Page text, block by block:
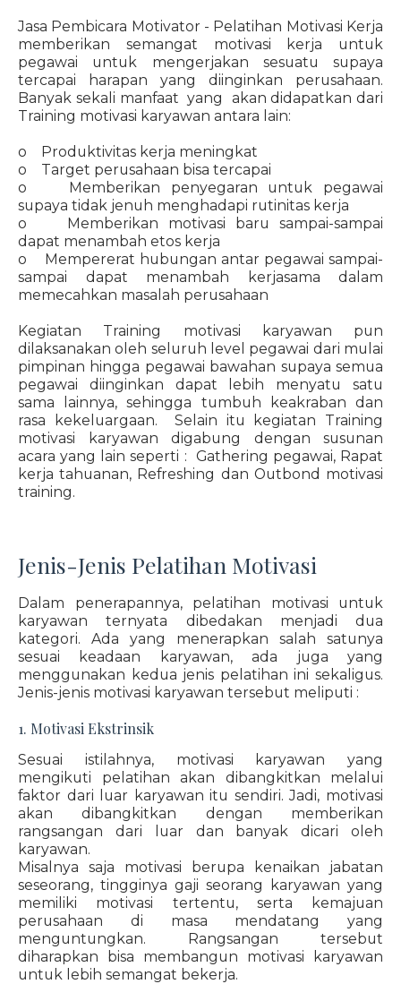
Jasa Pembicara Motivator - Pelatihan Motivasi Kerja
memberikan semangat motivasi kerja untuk
pegawai untuk mengerjakan sesuatu supaya
tercapai harapan yang diinginkan perusahaan.
Banyak sekali manfaat yang akan didapatkan dari
Training motivasi karyawan antara lain:
o Produktivitas kerja meningkat
o Target perusahaan bisa tercapai
o Memberikan penyegaran untuk pegawai
supaya tidak jenuh menghadapi rutinitas kerja
o Memberikan motivasi baru sampai-sampai
dapat menambah etos kerja
o Mempererat hubungan antar pegawai sampai-
sampai dapat menambah kerjasama dalam
memecahkan masalah perusahaan
Kegiatan Training motivasi karyawan pun
dilaksanakan oleh seluruh level pegawai dari mulai
pimpinan hingga pegawai bawahan supaya semua
pegawai diinginkan dapat lebih menyatu satu
sama lainnya, sehingga tumbuh keakraban dan
rasa kekeluargaan. Selain itu kegiatan Training
motivasi karyawan digabung dengan susunan
acara yang lain seperti : Gathering pegawai, Rapat
kerja tahuanan, Refreshing dan Outbond motivasi
training.
Jenis-Jenis Pelatihan Motivasi
Dalam penerapannya, pelatihan motivasi untuk
karyawan ternyata dibedakan menjadi dua
kategori. Ada yang menerapkan salah satunya
sesuai keadaan karyawan, ada juga yang
menggunakan kedua jenis pelatihan ini sekaligus.
Jenis-jenis motivasi karyawan tersebut meliputi :
1. Motivasi Ekstrinsik
Sesuai istilahnya, motivasi karyawan yang
mengikuti pelatihan akan dibangkitkan melalui
faktor dari luar karyawan itu sendiri. Jadi, motivasi
akan dibangkitkan dengan memberikan
rangsangan dari luar dan banyak dicari oleh
karyawan.
Misalnya saja motivasi berupa kenaikan jabatan
seseorang, tingginya gaji seorang karyawan yang
memiliki motivasi tertentu, serta kemajuan
perusahaan di masa mendatang yang
menguntungkan. Rangsangan tersebut
diharapkan bisa membangun motivasi karyawan
untuk lebih semangat bekerja.